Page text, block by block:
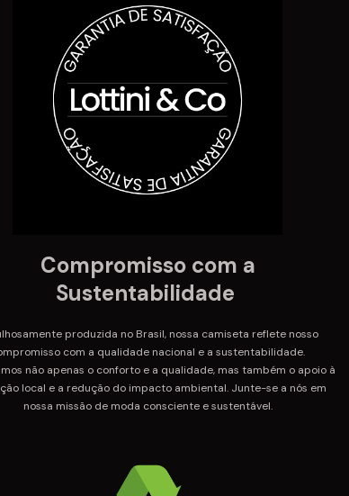
Compromisso com a
Sustentabilidade
produzida no Brasil, nossa camiseta reflete nosso
com a qualidade nacional e a sustentabilidade.
não apenas o conforto e a qualidade, mas também o apoio à
local e a redução do impacto ambiental. Junte-se a nós em
nossa missão de moda consciente e sustentável.